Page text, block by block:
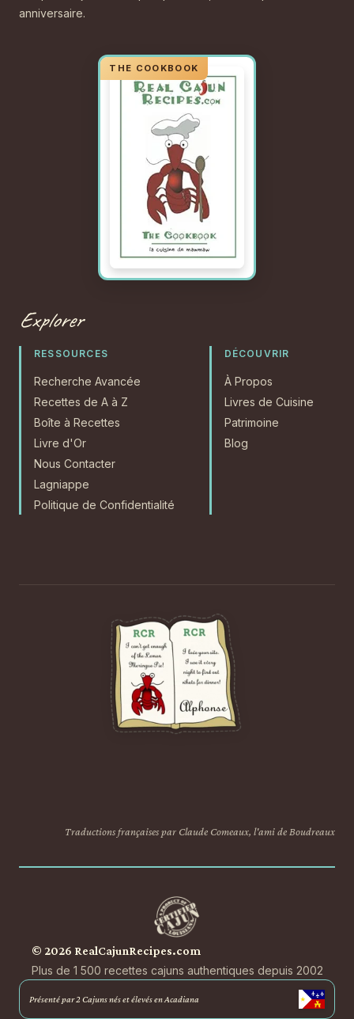
anniversaire.
Explorer
RESSOURCES
Recherche Avancée
Recettes de A à Z
Boîte à Recettes
Livre d'Or
Nous Contacter
Lagniappe
Politique de Confidentialité
DÉCOUVRIR
À Propos
Livres de Cuisine
Patrimoine
Blog
Traductions françaises par Claude Comeaux, l'ami de Boudreaux
© 2026 RealCajunRecipes.com
Plus de 1 500 recettes cajuns authentiques depuis 2002
Présenté par 2 Cajuns nés et élevés en Acadiana